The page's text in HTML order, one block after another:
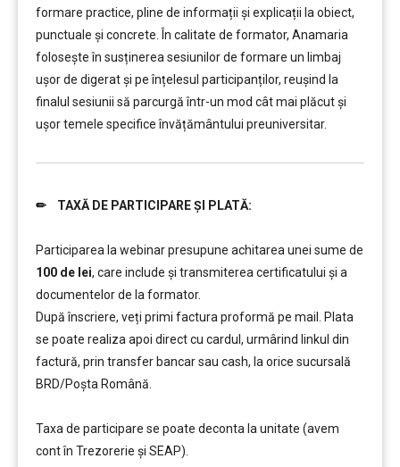
formare practice, pline de informații și explicații la obiect,
punctuale și concrete. În calitate de formator, Anamaria
folosește în susținerea sesiunilor de formare un limbaj
ușor de digerat și pe înțelesul participanților, reușind la
finalul sesiunii să parcurgă într-un mod cât mai plăcut și
ușor temele specifice învățământului preuniversitar.
✏ TAXĂ DE PARTICIPARE ȘI PLATĂ:
Participarea la webinar presupune achitarea unei sume de
100 de lei, care include şi transmiterea certificatului și a
documentelor de la formator.
După înscriere, veți primi factura proformă pe mail. Plata
se poate realiza apoi direct cu cardul, urmârind linkul din
factură, prin transfer bancar sau cash, la orice sucursală
BRD/Poșta Română.
Taxa de participare se poate deconta la unitate (avem
cont în Trezorerie și SEAP).